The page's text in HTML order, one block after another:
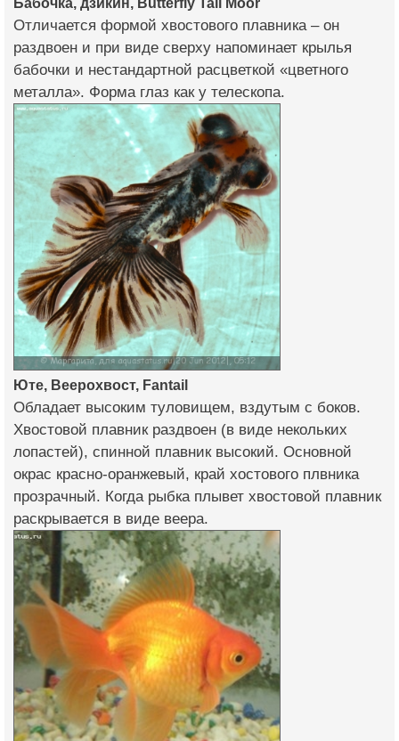
Отличается формой хвостового плавника – он
раздвоен и при виде сверху напоминает крылья
бабочки и нестандартной расцветкой «цветного
металла». Форма глаз как у телескопа.
Юте, Веерохвост, Fantail
Обладает высоким туловищем, вздутым с боков.
Хвостовой плавник раздвоен (в виде некольких
лопастей), спинной плавник высокий. Основной
окрас красно-оранжевый, край хостового плвника
прозрачный. Когда рыбка плывет хвостовой плавник
раскрывается в виде веера.